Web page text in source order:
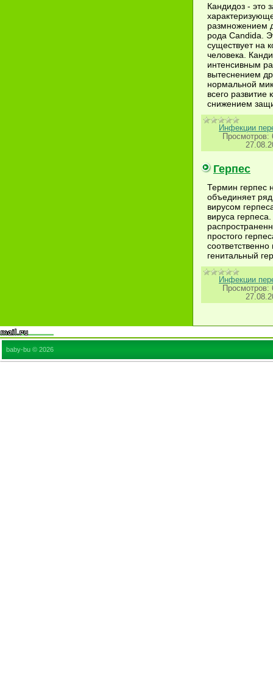
Кандидоз - это
размножением
рода Candida.
существует на
человека.
интенсивным
вытеснением
нормальной
всего развитие
снижением
Инфекции
Просмотров:
Герпес
Термин герпес
объединяет
вирусом
вируса
простого
генитальный
Инфекции
Просмотров:
baby-bu © 2026